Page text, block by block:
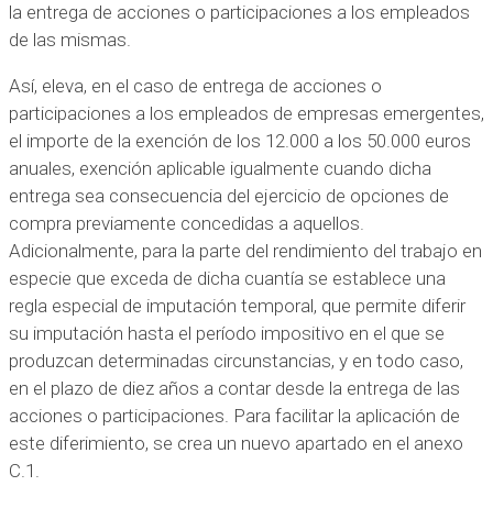
la entrega de acciones o participaciones a los empleados
de las mismas.
Así, eleva, en el caso de entrega de acciones o
participaciones a los empleados de empresas emergentes,
el importe de la exención de los 12.000 a los 50.000 euros
anuales, exención aplicable igualmente cuando dicha
entrega sea consecuencia del ejercicio de opciones de
compra previamente concedidas a aquellos.
Adicionalmente, para la parte del rendimiento del trabajo en
especie que exceda de dicha cuantía se establece una
regla especial de imputación temporal, que permite diferir
su imputación hasta el período impositivo en el que se
produzcan determinadas circunstancias, y en todo caso,
en el plazo de diez años a contar desde la entrega de las
acciones o participaciones. Para facilitar la aplicación de
este diferimiento, se crea un nuevo apartado en el anexo
C.1.